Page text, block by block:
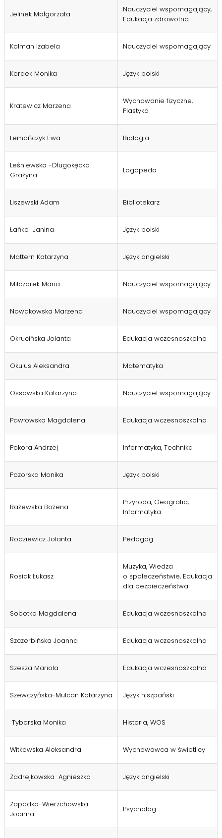
Jelinek Małgorzata
Nauczyciel wspomagający,
Edukacja zdrowotna
Kolman Izabela Nauczyciel wspomagający
Kordek Monika Język polski
Kratewicz Marzena
Wychowanie fizyczne,
Plastyka
Lemańczyk Ewa Biologia
Leśniewska -Długokęcka
Grażyna
Logopeda
Liszewski Adam Bibliotekarz
Łańko Janina Język polski
Mattern Katarzyna Język angielski
Milczarek Maria Nauczyciel wspomagający
Nowakowska Marzena Nauczyciel wspomagający
Okrucińska Jolanta Edukacja wczesnoszkolna
Okulus Aleksandra Matematyka
Ossowska Katarzyna Nauczyciel wspomagający
Pawłowska Magdalena Edukacja wczesnoszkolna
Pokora Andrzej Informatyka, Technika
Pozorska Monika Język polski
Rażewska Bożena
Przyroda, Geografia,
Informatyka
Rodziewicz Jolanta Pedagog
Rosiak Łukasz
Muzyka, Wiedza
o społeczeństwie, Edukacja
dla bezpieczeństwa
Sobotka Magdalena Edukacja wczesnoszkolna
Szczerbińska Joanna Edukacja wczesnoszkolna
Szesza Mariola Edukacja wczesnoszkolna
Szewczyńska-Mulcan Katarzyna Język hiszpański
Tyborska Monika Historia, WOS
Witkowska Aleksandra Wychowawca w świetlicy
Zadrejkowska Agnieszka Język angielski
Zapadka-Wierzchowska
Joanna
Psycholog